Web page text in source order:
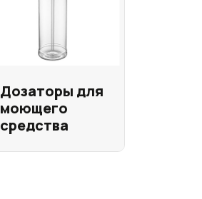
Дозаторы для
моющего
средства